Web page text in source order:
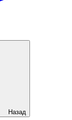
Назад